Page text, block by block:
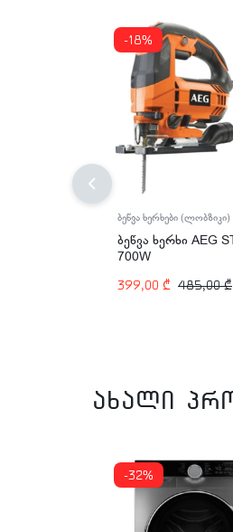
-18%
ბეწვა ხერხები (ლობზიკი)
ბეწვა ხერხი AEG
700W
485,00₾
399,00 ₾
ახალი
-32%